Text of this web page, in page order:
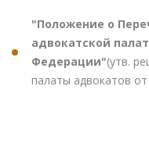
"Положение о
адвокатской
Федерации"(утв.
палаты адвокатов